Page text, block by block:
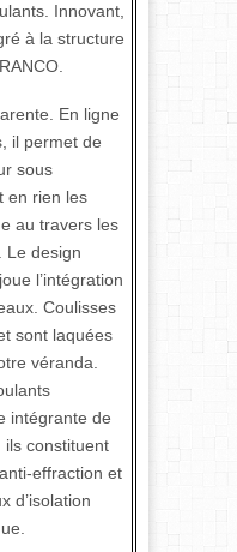
Innovant,
à la structure
En ligne
il permet de
sous
en rien les
au travers les
Le design
l’intégration
Coulisses
sont laquées
véranda.
intégrante de
ils constituent
effraction et
d’isolation